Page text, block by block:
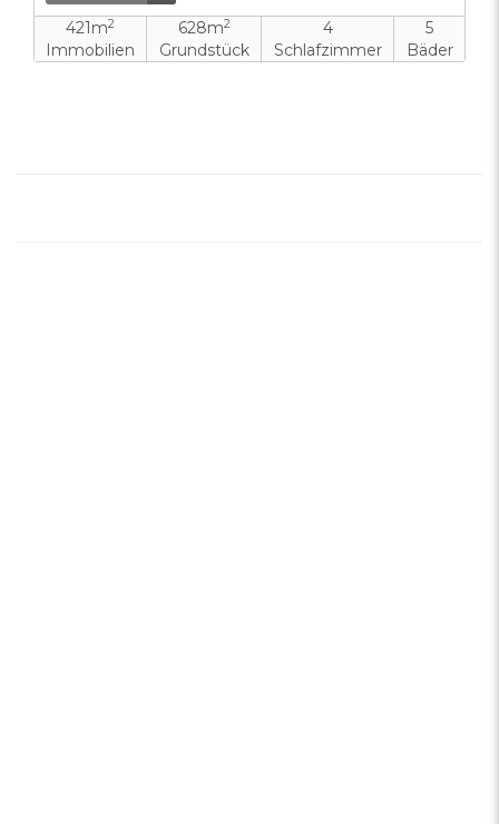
421m2
Immobilien
628m2
Grundstück
4
Schlafzimmer
5
Bäder